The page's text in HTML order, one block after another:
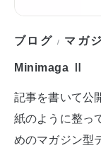
ブログ / マガ
Minimaga Ⅱ
記事を書いて公
紙のように整っ
めのマガジン型